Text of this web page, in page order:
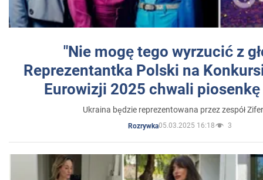
"Nie mogę tego wyrzucić z
Reprezentantka Polski na
Eurowizji 2025 chwali
Ukraina będzie reprezentowana przez zespół
Rozrywka05.03.2025 16:18 3